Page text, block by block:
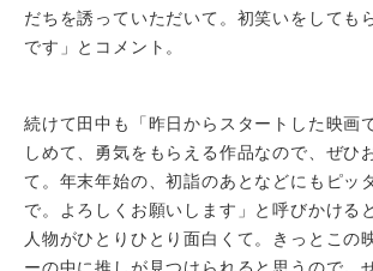
だちを誘っていただいて。初笑いをしても
です」とコメント。
続けて田中も「昨日からスタートした映画
しめて、勇気をもらえる作品なので、ぜひ
て。年末年始の、初詣のあとなどにもピッ
で。よろしくお願いします」と呼びかける
人物がひとりひとり面白くて。きっとこの